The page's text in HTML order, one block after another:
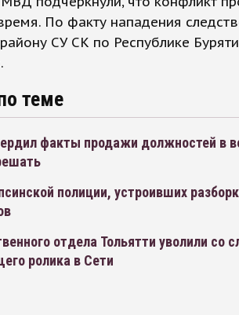
По факту нападения
СУ СК по Республике
теме
факты продажи должностей в
полиции, устроивших
отдела Тольятти уволили со
ролика в Сети